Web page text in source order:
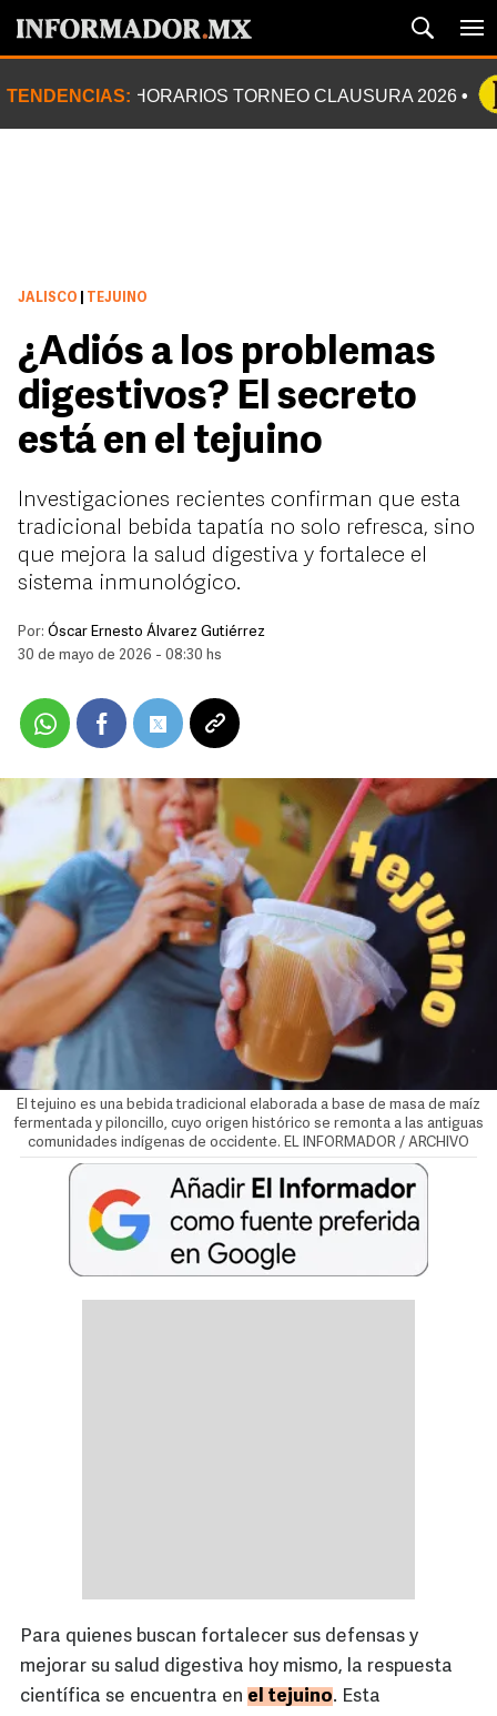
TENDENCIAS: HORARIOS TORNEO CLAUSURA 2026
JALISCO TEJUINO
¿Adiós a los problemas
digestivos? El secreto
está en el tejuino
Investigaciones recientes confirman que esta
tradicional bebida tapatía no solo refresca, sino
que mejora la salud digestiva y fortalece el
sistema inmunológico.
Por: Óscar Ernesto Álvarez Gutiérrez
30 de mayo de 2026 - 08:30 hs
El tejuino es una bebida tradicional elaborada a base de masa de maíz
fermentada y piloncillo, cuyo origen histórico se remonta a las antiguas
comunidades indígenas de occidente. EL INFORMADOR / ARCHIVO
Para quienes buscan fortalecer sus defensas y
mejorar su salud digestiva hoy mismo, la respuesta
científica se encuentra en el tejuino. Esta